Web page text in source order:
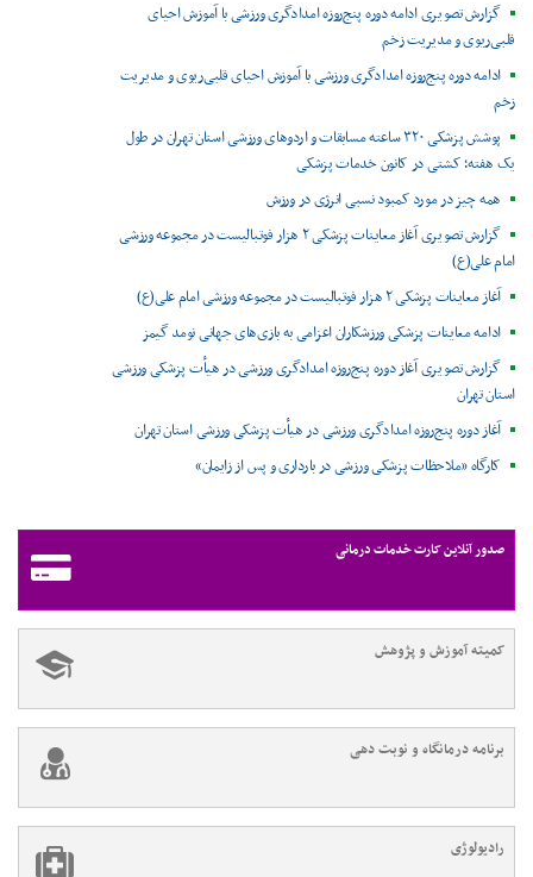
گزارش تصویری ادامه دوره پنج‌روزه امدادگری ورزشی با آموزش احیای
قلبی‌ریوی و مدیریت زخم
ادامه دوره پنج‌روزه امدادگری ورزشی با آموزش احیای قلبی‌ریوی و مدیریت
زخم
پوشش پزشکی ۳۲۰ ساعته مسابقات و اردوهای ورزشی استان تهران در طول
یک هفته؛ کشتی در کانون خدمات پزشکی
همه چیز در مورد کمبود نسبی انرژی در ورزش
گزارش تصویری آغاز معاینات پزشکی ۲ هزار فوتبالیست در مجموعه ورزشی
امام علی(ع)
آغاز معاینات پزشکی ۲ هزار فوتبالیست در مجموعه ورزشی امام علی(ع)
ادامه معاینات پزشکی ورزشکاران اعزامی به بازی‌های جهانی نومد گیمز
گزارش تصویری آغاز دوره پنج‌روزه امدادگری ورزشی در هیأت پزشکی ورزشی
استان تهران
آغاز دوره پنج‌روزه امدادگری ورزشی در هیأت پزشکی ورزشی استان تهران
کارگاه «ملاحظات پزشکی ورزشی در بارداری و پس از زایمان»
صدور آنلاین کارت خدمات درمانی
کمیته آموزش و پژوهش
برنامه درمانگاه و نوبت دهی
رادیولوژی